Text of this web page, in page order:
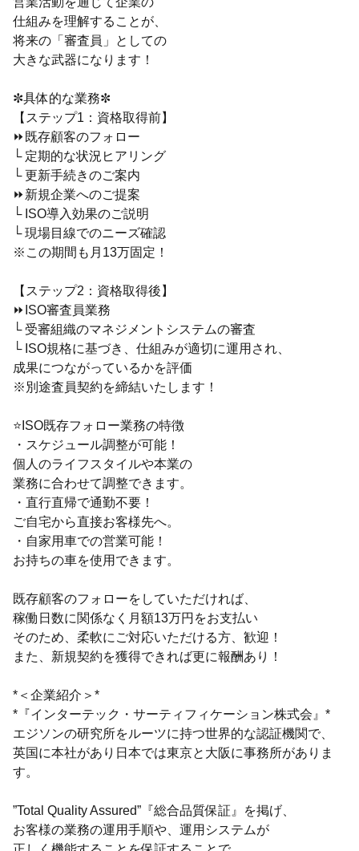
仕組みを理解することが、
将来の「審査員」としての
大きな武器になります！
✼具体的な業務✼
【ステップ1：資格取得前】
⏩既存顧客のフォロー
└ 定期的な状況ヒアリング
└ 更新手続きのご案内
⏩新規企業へのご提案
└ ISO導入効果のご説明
└ 現場目線でのニーズ確認
※この期間も月13万固定！
【ステップ2：資格取得後】
⏩ISO審査員業務
└ 受審組織のマネジメントシステムの審査
└ ISO規格に基づき、仕組みが適切に運用され、
成果につながっているかを評価
※別途査員契約を締結いたします！
⭐ISO既存フォロー業務の特徴
・スケジュール調整が可能！
個人のライフスタイルや本業の
業務に合わせて調整できます。
・直行直帰で通勤不要！
ご自宅から直接お客様先へ。
・自家用車での営業可能！
お持ちの車を使用できます。
既存顧客のフォローをしていただければ、
稼働日数に関係なく月額13万円をお支払い
そのため、柔軟にご対応いただける方、歓迎！
また、新規契約を獲得できれば更に報酬あり！
*＜企業紹介＞*
*『インターテック・サーティフィケーション株式会』*
エジソンの研究所をルーツに持つ世界的な認証機関で、
英国に本社があり日本では東京と大阪に事務所がありま
す。
”Total Quality Assured”『総合品質保証』を掲げ、
お客様の業務の運用手順や、運用システムが